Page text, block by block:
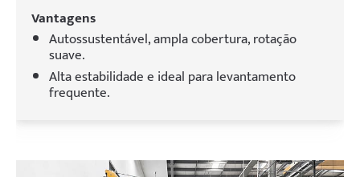
Vantagens
Autossustentável, ampla cobertura, rotação
suave.
Alta estabilidade e ideal para levantamento
frequente.